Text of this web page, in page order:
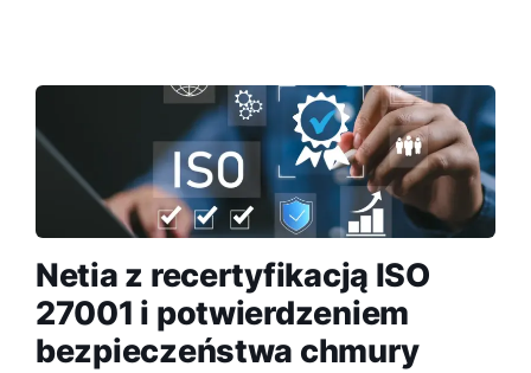
Netia z recertyfikacją ISO
27001 i potwierdzeniem
bezpieczeństwa chmury